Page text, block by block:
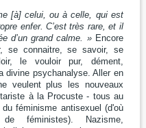
[à] celui, ou à celle, qui est
enfer. C’est très rare, et il
d’un grand calme. »Encore
se connaitre, se savoir, se
le vouloir pur, dément,
divine psychanalyse. Aller en
veulent plus les nouveaux
à la Procuste - tous au
féminisme antisexuel (d'où
féministes). Nazisme,